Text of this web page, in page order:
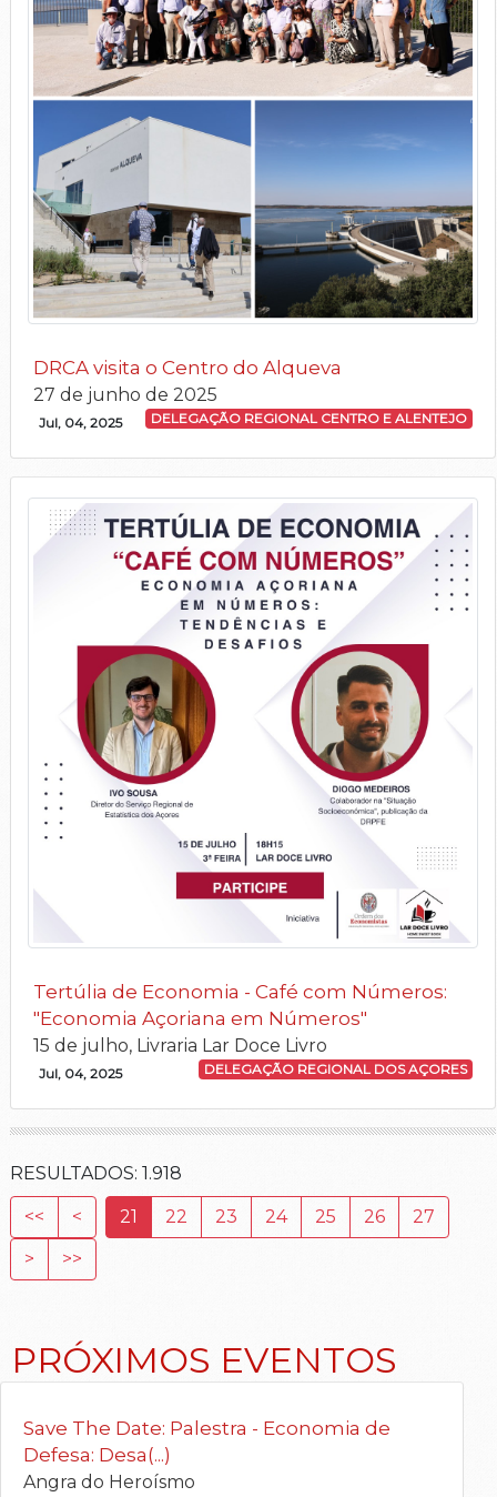
DRCA visita o Centro do Alqueva
27 de junho de 2025
Jul, 04, 2025 DELEGAÇÃO REGIONAL CENTRO E ALENTEJO
Tertúlia de Economia - Café com Números:
"Economia Açoriana em Números"
15 de julho, Livraria Lar Doce Livro
Jul, 04, 2025 DELEGAÇÃO REGIONAL DOS AÇORES
RESULTADOS: 1.918
<< < 21 22 23 24 25 26
27
>
>>
PRÓXIMOS EVENTOS
Save The Date: Palestra - Economia de
Defesa: Desa(...)
Angra do Heroísmo